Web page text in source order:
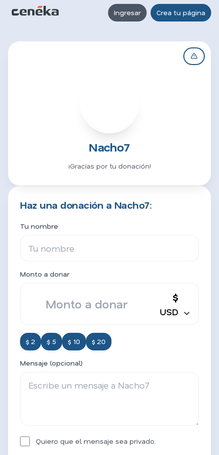
Ingresar Crea tu página
Nacho7
¡Gracias por tu donación!
Haz una donación a Nacho7:
Tu nombre
Monto a donar
$
USD
$ 2 $ 5 $ 10 $ 20
Mensaje (opcional)
Quiero que el mensaje sea privado.